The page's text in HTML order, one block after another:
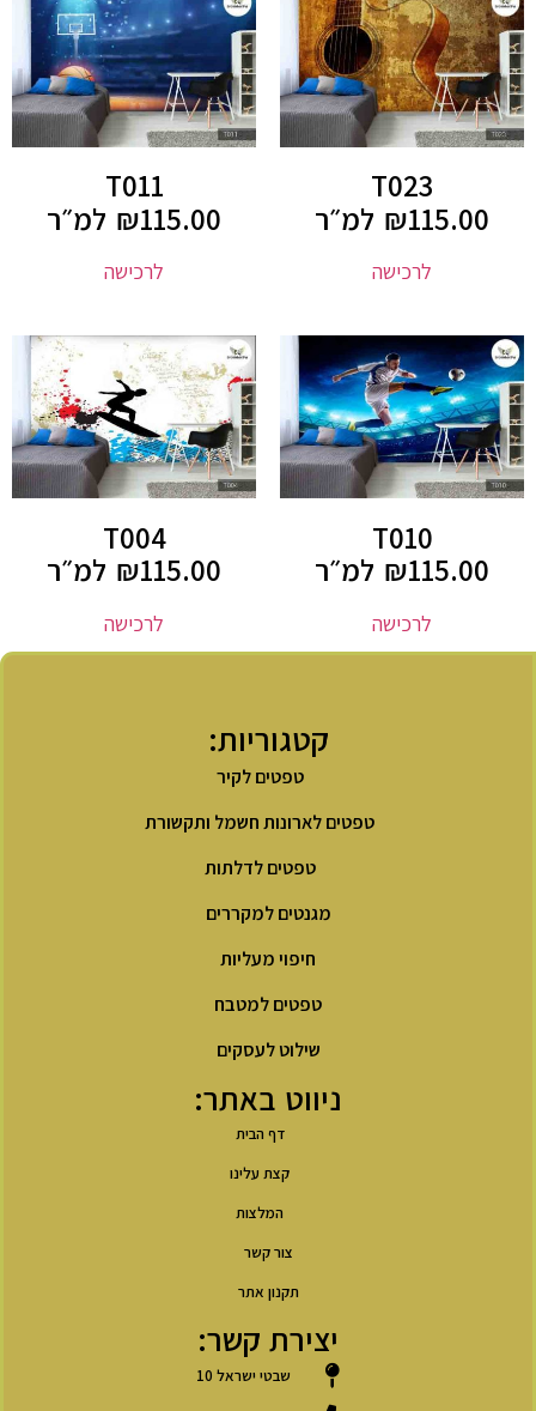
T023
₪115.00 למ״ר
לרכישה
T011
₪115.00 למ״ר
לרכישה
T010
₪115.00 למ״ר
לרכישה
T004
₪115.00 למ״ר
לרכישה
קטגוריות:
טפטים לקיר
טפטים לארונות חשמל ותקשורת
טפטים לדלתות
מגנטים למקררים
חיפוי מעליות
טפטים למטבח
שילוט לעסקים
ניווט באתר:
דף הבית
קצת עלינו
המלצות
צור קשר
תקנון אתר
יצירת קשר:
שבטי ישראל 10